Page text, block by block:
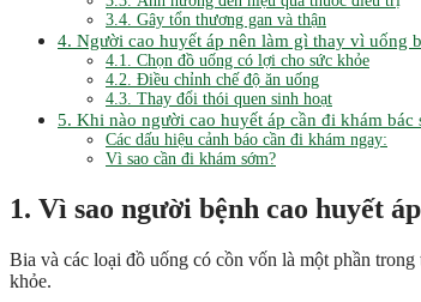
3.4. Gây tổn thương gan và thận
4. Người cao huyết áp nên làm gì thay vì uống
4.1. Chọn đồ uống có lợi cho sức khỏe
4.2. Điều chỉnh chế độ ăn uống
4.3. Thay đổi thói quen sinh hoạt
5. Khi nào người cao huyết áp cần đi khám bác
Các dấu hiệu cảnh báo cần đi khám ngay:
Vì sao cần đi khám sớm?
1. Vì sao người bệnh cao huyết
Bia và các loại đồ uống có cồn vốn là một phần
khỏe.